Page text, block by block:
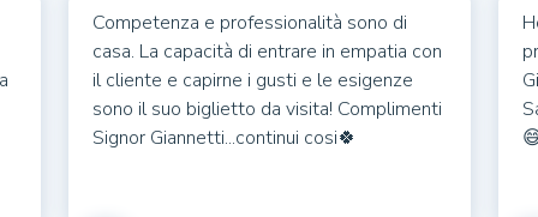
Competenza e professionalità sono di
casa. La capacità di entrare in empatia con
il cliente e capirne i gusti e le esigenze
sono il suo biglietto da visita! Complimenti
Signor Giannetti...continui cosi🍀